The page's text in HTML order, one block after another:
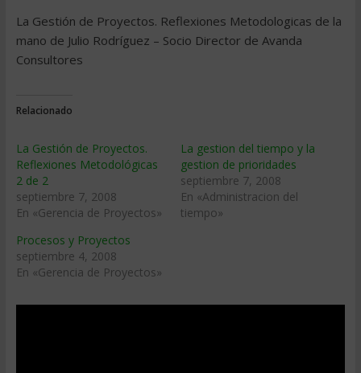
La Gestión de Proyectos. Reflexiones Metodologicas de la
mano de Julio Rodríguez – Socio Director de Avanda
Consultores
Relacionado
La Gestión de Proyectos.
Reflexiones Metodológicas
2 de 2
septiembre 7, 2008
En «Gerencia de Proyectos»
La gestion del tiempo y la
gestion de prioridades
septiembre 7, 2008
En «Administracion del
tiempo»
Procesos y Proyectos
septiembre 4, 2008
En «Gerencia de Proyectos»